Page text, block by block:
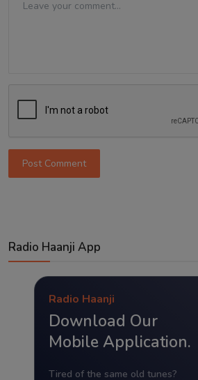
Post Comment
Radio Haanji App
Radio Haanji
Download Our
Mobile Application.
Tired of the same old tunes?